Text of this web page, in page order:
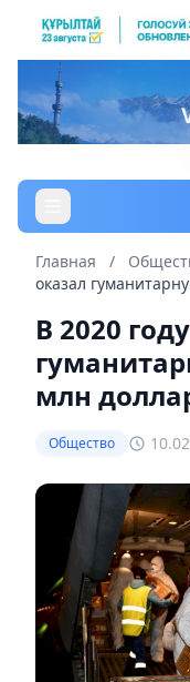
Главная /
оказал
В 2020
млн
Общество